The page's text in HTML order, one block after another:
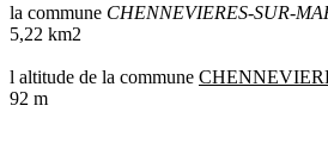
la commune CHENNEVIERES-SUR-
5,22 km2
l altitude de la commune
92 m